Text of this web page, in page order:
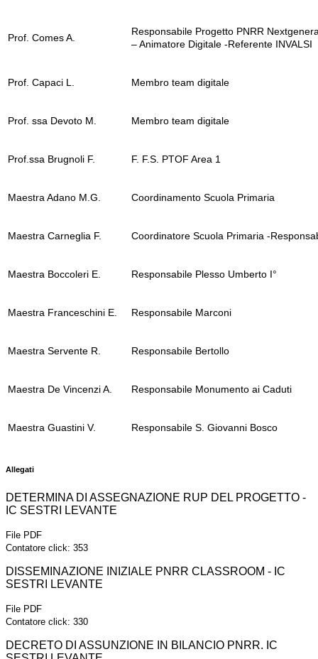
Prof. Comes A.
Responsabile Progetto PNRR
– Animatore Digitale -Referente INVALSI
Prof. Capaci L. Membro team digitale
Prof. ssa Devoto M. Membro team digitale
Prof.ssa Brugnoli F. F. F.S. PTOF Area 1
Maestra Adano M.G. Coordinamento Scuola Primaria
Maestra Carneglia F. Coordinatore Scuola Primaria -
Maestra Boccoleri E. Responsabile Plesso Umberto I°
Maestra Franceschini E. Responsabile Marconi
Maestra Servente R. Responsabile Bertollo
Maestra De Vincenzi A. Responsabile Monumento ai Caduti
Maestra Guastini V. Responsabile S. Giovanni Bosco
Allegati
DETERMINA DI ASSEGNAZIONE RUP DEL PROGETTO -
IC SESTRI LEVANTE
File PDF
Contatore click: 353
DISSEMINAZIONE INIZIALE PNRR CLASSROOM - IC
SESTRI LEVANTE
File PDF
Contatore click: 330
DECRETO DI ASSUNZIONE IN BILANCIO PNRR. IC